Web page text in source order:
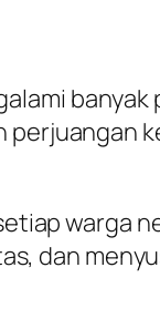
banyak
perjuangan
warga
dan